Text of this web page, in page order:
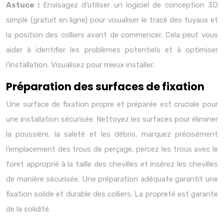
Astuce : Envisagez d’utiliser un logiciel de conception 3D
simple (gratuit en ligne) pour visualiser le tracé des tuyaux et
la position des colliers avant de commencer. Cela peut vous
aider à identifier les problèmes potentiels et à optimiser
l’installation. Visualisez pour mieux installer.
Préparation des surfaces de fixation
Une surface de fixation propre et préparée est cruciale pour
une installation sécurisée. Nettoyez les surfaces pour éliminer
la poussière, la saleté et les débris, marquez précisément
l’emplacement des trous de perçage, percez les trous avec le
foret approprié à la taille des chevilles et insérez les chevilles
de manière sécurisée. Une préparation adéquate garantit une
fixation solide et durable des colliers. La propreté est garante
de la solidité.